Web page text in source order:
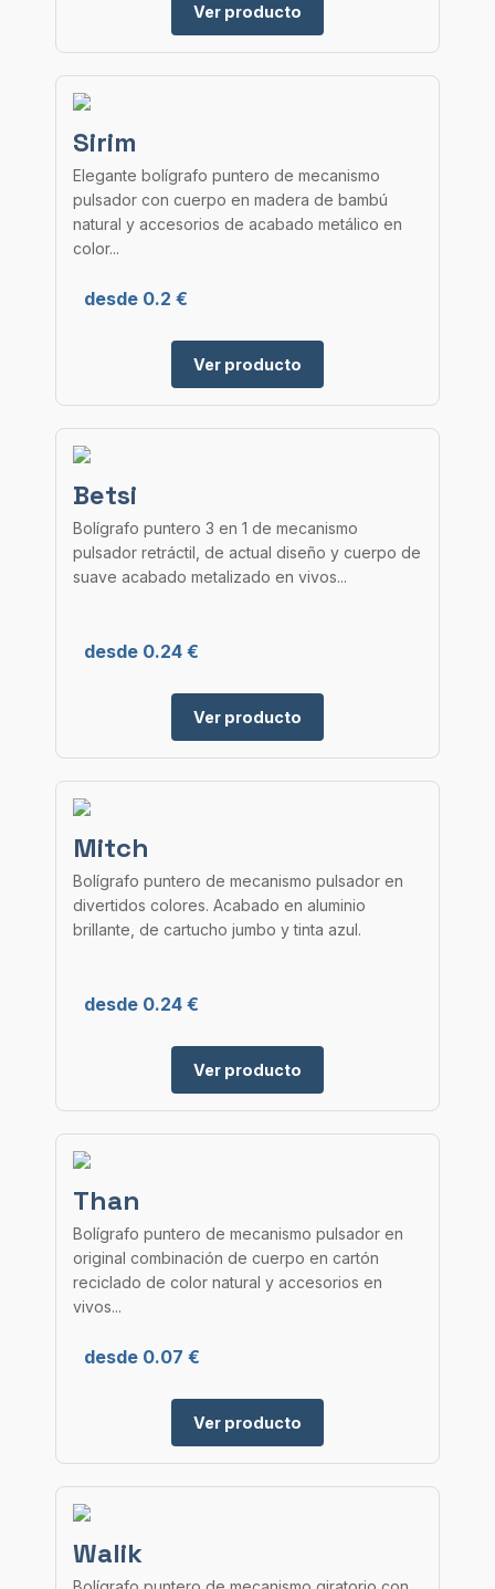
Ver producto
Sirim
Elegante bolígrafo puntero de mecanismo
pulsador con cuerpo en madera de bambú
natural y accesorios de acabado metálico en
color...
desde 0.2 €
Ver producto
Betsi
Bolígrafo puntero 3 en 1 de mecanismo
pulsador retráctil, de actual diseño y cuerpo de
suave acabado metalizado en vivos...
desde 0.24 €
Ver producto
Mitch
Bolígrafo puntero de mecanismo pulsador en
divertidos colores. Acabado en aluminio
brillante, de cartucho jumbo y tinta azul.
desde 0.24 €
Ver producto
Than
Bolígrafo puntero de mecanismo pulsador en
original combinación de cuerpo en cartón
reciclado de color natural y accesorios en
vivos...
desde 0.07 €
Ver producto
Walik